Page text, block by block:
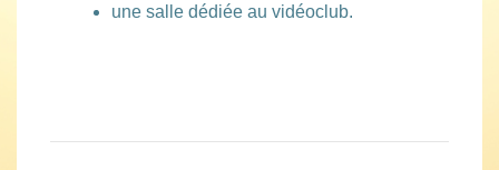
une salle dédiée au vidéoclub.